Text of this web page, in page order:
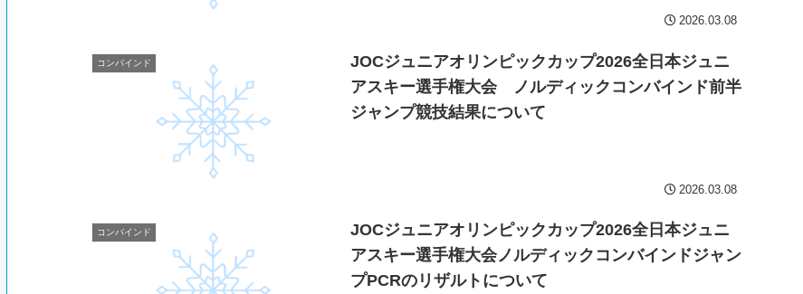
2026.03.08
コンバインド
JOCジュニアオリンピックカップ2026全日本ジュニ
アスキー選手権大会 ノルディックコンバインド前半
ジャンプ競技結果について
2026.03.08
コンバインド
JOCジュニアオリンピックカップ2026全日本ジュニ
アスキー選手権大会ノルディックコンバインドジャン
プPCRのリザルトについて